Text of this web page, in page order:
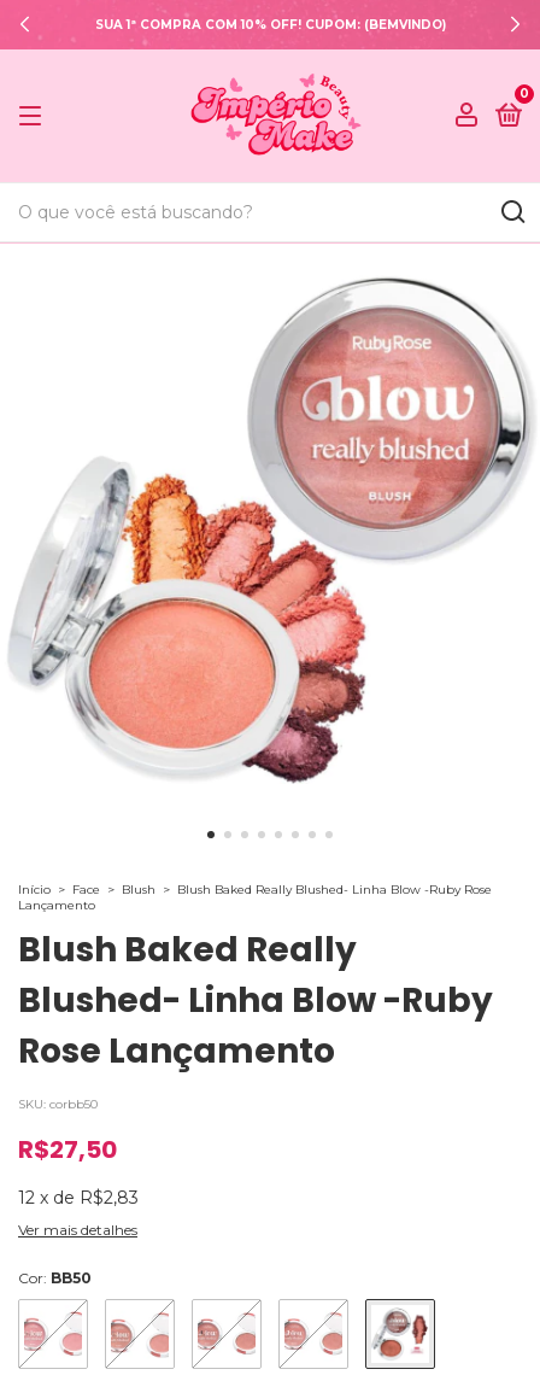
SUA 1ª COMPRA COM 10% OFF! CUPOM: (BEMVINDO)
0
Início > Face > Blush > Blush Baked Really Blushed- Linha Blow -Ruby Rose
Lançamento
Blush Baked Really
Blushed- Linha Blow -Ruby
Rose Lançamento
SKU: corbb50
R$27,50
12 x de R$2,83
Ver mais detalhes
Cor: BB50